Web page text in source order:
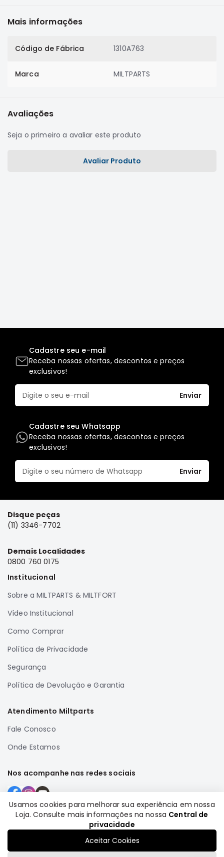
ROVER
GM
MILTPARTS
NAKATA
EKSTRON
FRAS-
LE
CONTITECH
FRONTIER
NGK
FAMA
WILLTEC
L200
Triton
e
Pajero
TR4
IO
ASX
Pajero
e
GL,
e
Pajero
Lancer
Airtrek
Outlander
Mais informações
Código de Fábrica 1310A763
Marca MILTPARTS
Avaliações
Seja o primeiro a avaliar este produto
Avaliar Produto
Cadastre seu e-mail
Receba nossas ofertas, descontos e preços
exclusivos!
Enviar
Cadastre seu Whatsapp
Receba nossas ofertas, descontos e preços
exclusivos!
Enviar
Disque peças
(11) 3346-7702
Demais Localidades
0800 760 0175
Institucional
Sobre a MILTPARTS & MILTFORT
Vídeo Institucional
Como Comprar
Política de Privacidade
Segurança
Política de Devolução e Garantia
Atendimento Miltparts
Fale Conosco
Onde Estamos
Nos acompanhe nas redes sociais
Formas de pagamento
Usamos cookies para melhorar sua experiência em nossa
Loja. Consulte mais informações na nossa Central de
privacidade
Aceitar Cookies